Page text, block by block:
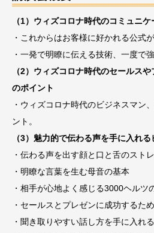
（1）ウィズコロナ時代のコミュニケ
・これからはお客様に好かれる公式
・一発で明瞭に伝える技術、一度で
（2）ウィズコロナ時代のセールス
のポイント
・ウィズコロナ時代のビジネスマン
ント。
（3）魅力的で伝わる声を手に入れ
・伝わる声を出す顔と口と舌のスト
・明瞭な言葉を生む母音の基本
・相手が心地よく感じる3000ヘルツ
・セールスとプレゼンに成功するた
・聞き取りやすい話し方を手に入れ